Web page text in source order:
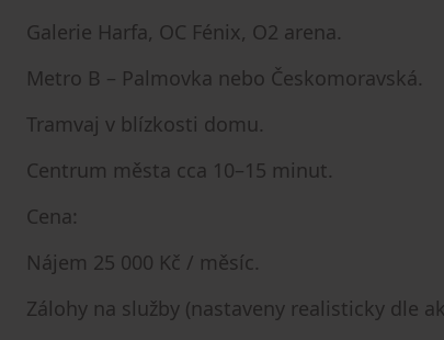
Galerie Harfa, OC Fénix, O2 arena.
Metro B – Palmovka nebo Českomoravská.
Tramvaj v blízkosti domu.
Centrum města cca 10–15 minut.
Cena:
Nájem 25 000 Kč / měsíc.
Zálohy na služby (nastaveny realisticky dle